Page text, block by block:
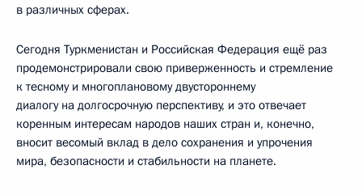
в различных сферах.
Сегодня Туркменистан и Российская Федерация ещё раз
продемонстрировали свою приверженность и стремление
к тесному и многоплановому двустороннему
диалогу на долгосрочную перспективу, и это отвечает
коренным интересам народов наших стран и, конечно,
вносит весомый вклад в дело сохранения и упрочения
мира, безопасности и стабильности на планете.